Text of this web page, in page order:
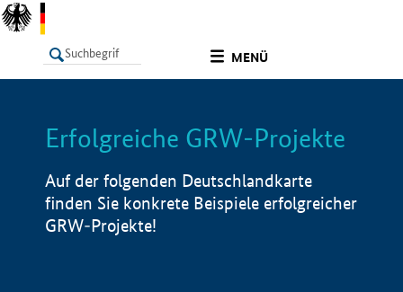
MENÜ
LISTE Info
Erfolgreiche GRW-Projekte
Auf der folgenden Deutschlandkarte
finden Sie konkrete Beispiele erfolgreicher
GRW-Projekte!